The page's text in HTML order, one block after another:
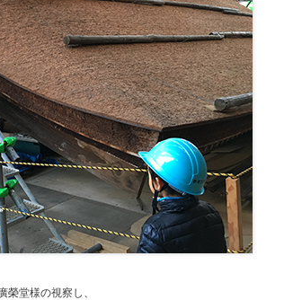
堂様の視察し、